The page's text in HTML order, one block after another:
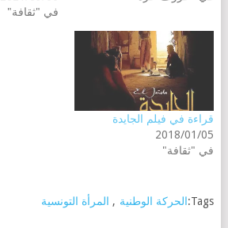
في "ثقافة"
قراءة في فيلم الجايدة
2018/01/05
في "ثقافة"
Tags: الحركة الوطنية , المرأة التونسية